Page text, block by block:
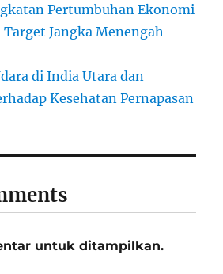
Pertumbuhan Ekonomi
Jangka Menengah
di India Utara dan
Kesehatan Pernapasan
untuk ditampilkan.